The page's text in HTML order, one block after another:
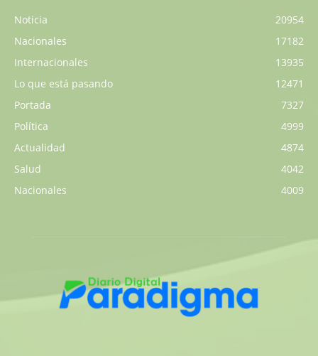
Noticia
20954
Nacionales
17182
Internacionales
13935
Lo que está pasando
12471
Portada
7327
Política
4999
Actualidad
4874
Salud
4042
Nacionales
4009